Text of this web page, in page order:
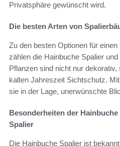
Privatsphäre gewünscht wird.
Die besten Arten von
Zu den besten Optionen für
zählen die Hainbuche Spalier
Pflanzen sind nicht nur
kalten Jahreszeit Sichtschutz.
sie in der Lage, unerwünschte
Besonderheiten der
Spalier
Die Hainbuche Spalier ist